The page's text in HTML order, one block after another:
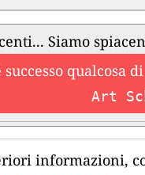
Siamo
successo
Art
informazioni,